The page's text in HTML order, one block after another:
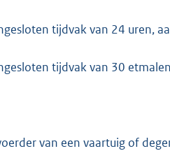
tijdvak van 24 uren,
tijdvak van 30
van een vaartuig of